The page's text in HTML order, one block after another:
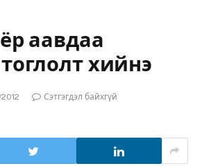
аавдаа
хийнэ
Сэтгэгдэл байхгүй